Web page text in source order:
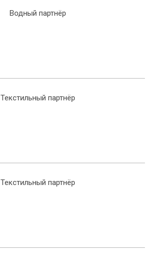
Водный партнёр
Текстильный партнёр
Текстильный партнёр